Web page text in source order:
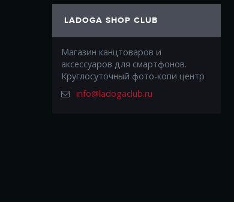
LADOGA SHOP CLUB
Магазин канцтоваров и
аксессуаров для смартфонов.
Круглосуточный фото-копи центр
info@ladogaclub.ru